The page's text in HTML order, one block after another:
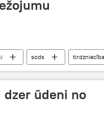
sods tirdzniecība
ūdeni no